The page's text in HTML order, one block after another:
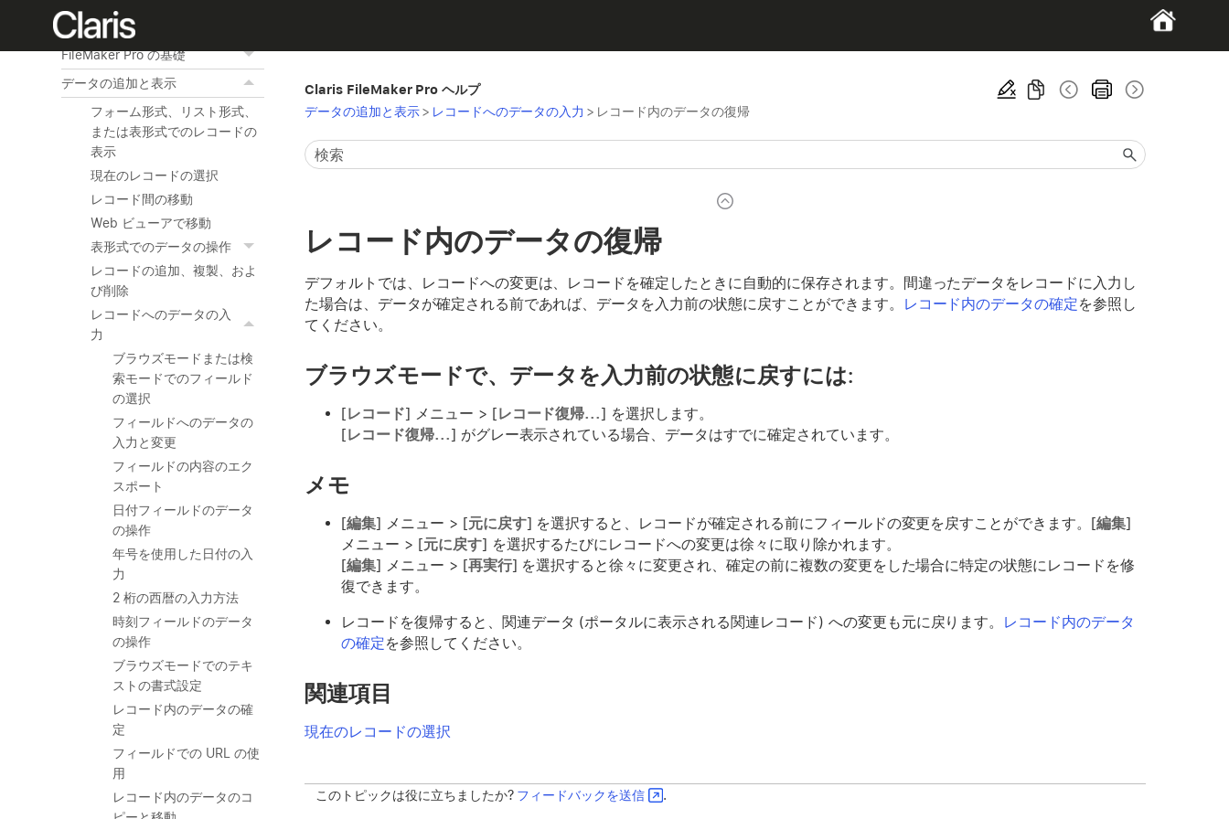
ホーム
FileMaker Pro の基礎
データの追加と表示
フォーム形式、リスト形式、
または表形式でのレコードの
表示
現在のレコードの選択
レコード間の移動
Web ビューアで移動
表形式でのデータの操作
レコードの追加、複製、およ
び削除
レコードへのデータの入
力
ブラウズモードまたは検
索モードでのフィールド
の選択
フィールドへのデータの
入力と変更
フィールドの内容のエク
スポート
日付フィールドのデータ
の操作
年号を使用した日付の入
力
2 桁の西暦の入力方法
時刻フィールドのデータ
の操作
ブラウズモードでのテキ
ストの書式設定
レコード内のデータの確
定
フィールドでの URL の使
用
レコード内のデータのコ
Claris FileMaker Pro ヘルプ
データの追加と表示> レコードへのデータの入力 > レコード内のデータの復帰
レコード内のデータの復帰
デフォルトでは、レコードへの変更は、レコードを確定したときに自動的に保存されます。間違ったデータをレコードに入力し
た場合は、データが確定される前であれば、データを入力前の状態に戻すことができます。
レコード内のデータの確定を参照し
てください。
ブラウズモードで、データを入力前の状態に戻すには:
[レコード] メニュー > [レコード復帰...] を選択します。
[レコード復帰...] がグレー表示されている場合、データはすでに確定されています。
メモ
[編集] メニュー > [元に戻す] を選択すると、レコードが確定される前にフィールドの変更を戻すことができます。[編集]
メニュー > [元に戻す] を選択するたびにレコードへの変更は徐々に取り除かれます。
[編集] メニュー > [再実行] を選択すると徐々に変更され、確定の前に複数の変更をした場合に特定の状態にレコードを修
復できます。
レコードを復帰すると、関連データ (ポータルに表示される関連レコード) への変更も元に戻ります。 レコード内のデータ
の確定を参照してください。
関連項目
現在のレコードの選択
このトピックは役に立ちましたか? フィードバックを送信 .